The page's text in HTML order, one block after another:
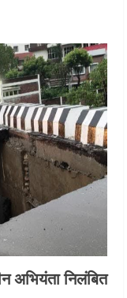
अभियंता निलंबित